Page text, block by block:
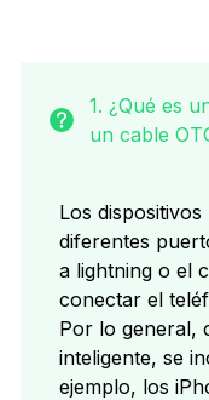
1. ¿Qué es
un cable
Los
diferentes
a lightning o el
conectar el
Por lo general,
inteligente, se
ejemplo, los